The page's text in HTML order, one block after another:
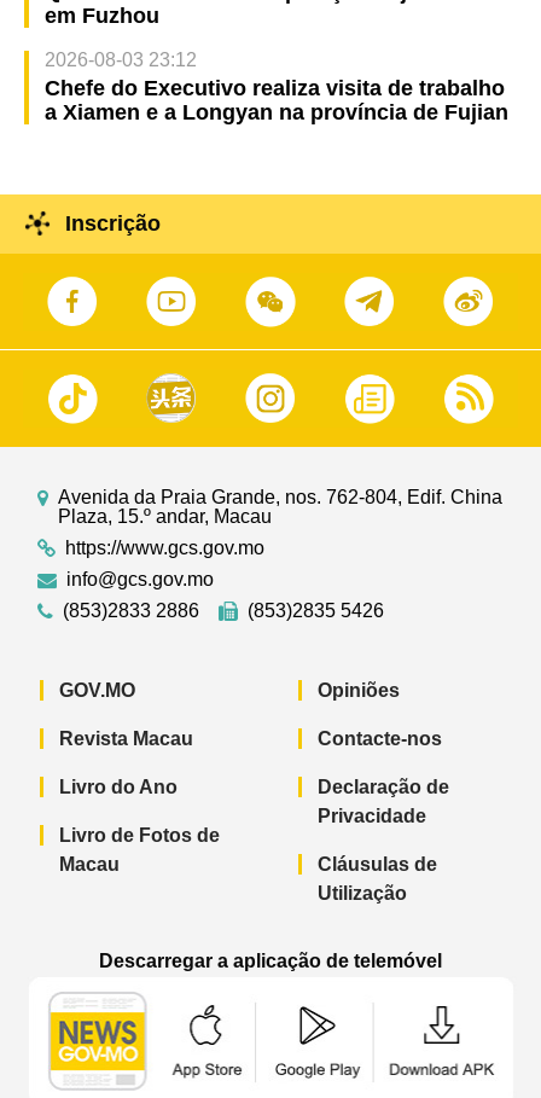
em Fuzhou
2026-08-03 23:12
Chefe do Executivo realiza visita de trabalho
a Xiamen e a Longyan na província de Fujian
Inscrição
Avenida da Praia Grande, nos. 762-804, Edif. China
Plaza, 15.º andar, Macau
https://www.gcs.gov.mo
info@gcs.gov.mo
(853)2833 2886
(853)2835 5426
GOV.MO
Revista Macau
Livro do Ano
Livro de Fotos de
Macau
Opiniões
Contacte-nos
Declaração de
Privacidade
Cláusulas de
Utilização
Descarregar a aplicação de telemóvel